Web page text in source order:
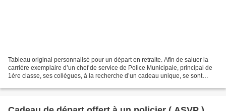
Tableau original personnalisé pour un départ en retraite. Afin de saluer la
carrière exemplaire d’un chef de service de Police Municipale, principal de
1ère classe, ses collègues, à la recherche d’un cadeau unique, se sont